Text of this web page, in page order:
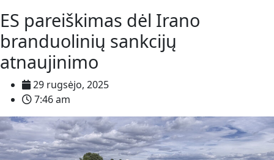
ES pareiškimas dėl Irano
branduolinių sankcijų
atnaujinimo
29 rugsėjo, 2025
7:46 am